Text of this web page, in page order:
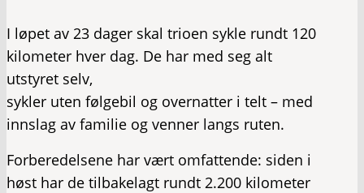
I løpet av 23 dager skal trioen sykle rundt 120
kilometer hver dag. De har med seg alt
utstyret selv,
sykler uten følgebil og overnatter i telt – med
innslag av familie og venner langs ruten.
Forberedelsene har vært omfattende: siden i
høst har de tilbakelagt rundt 2.200 kilometer